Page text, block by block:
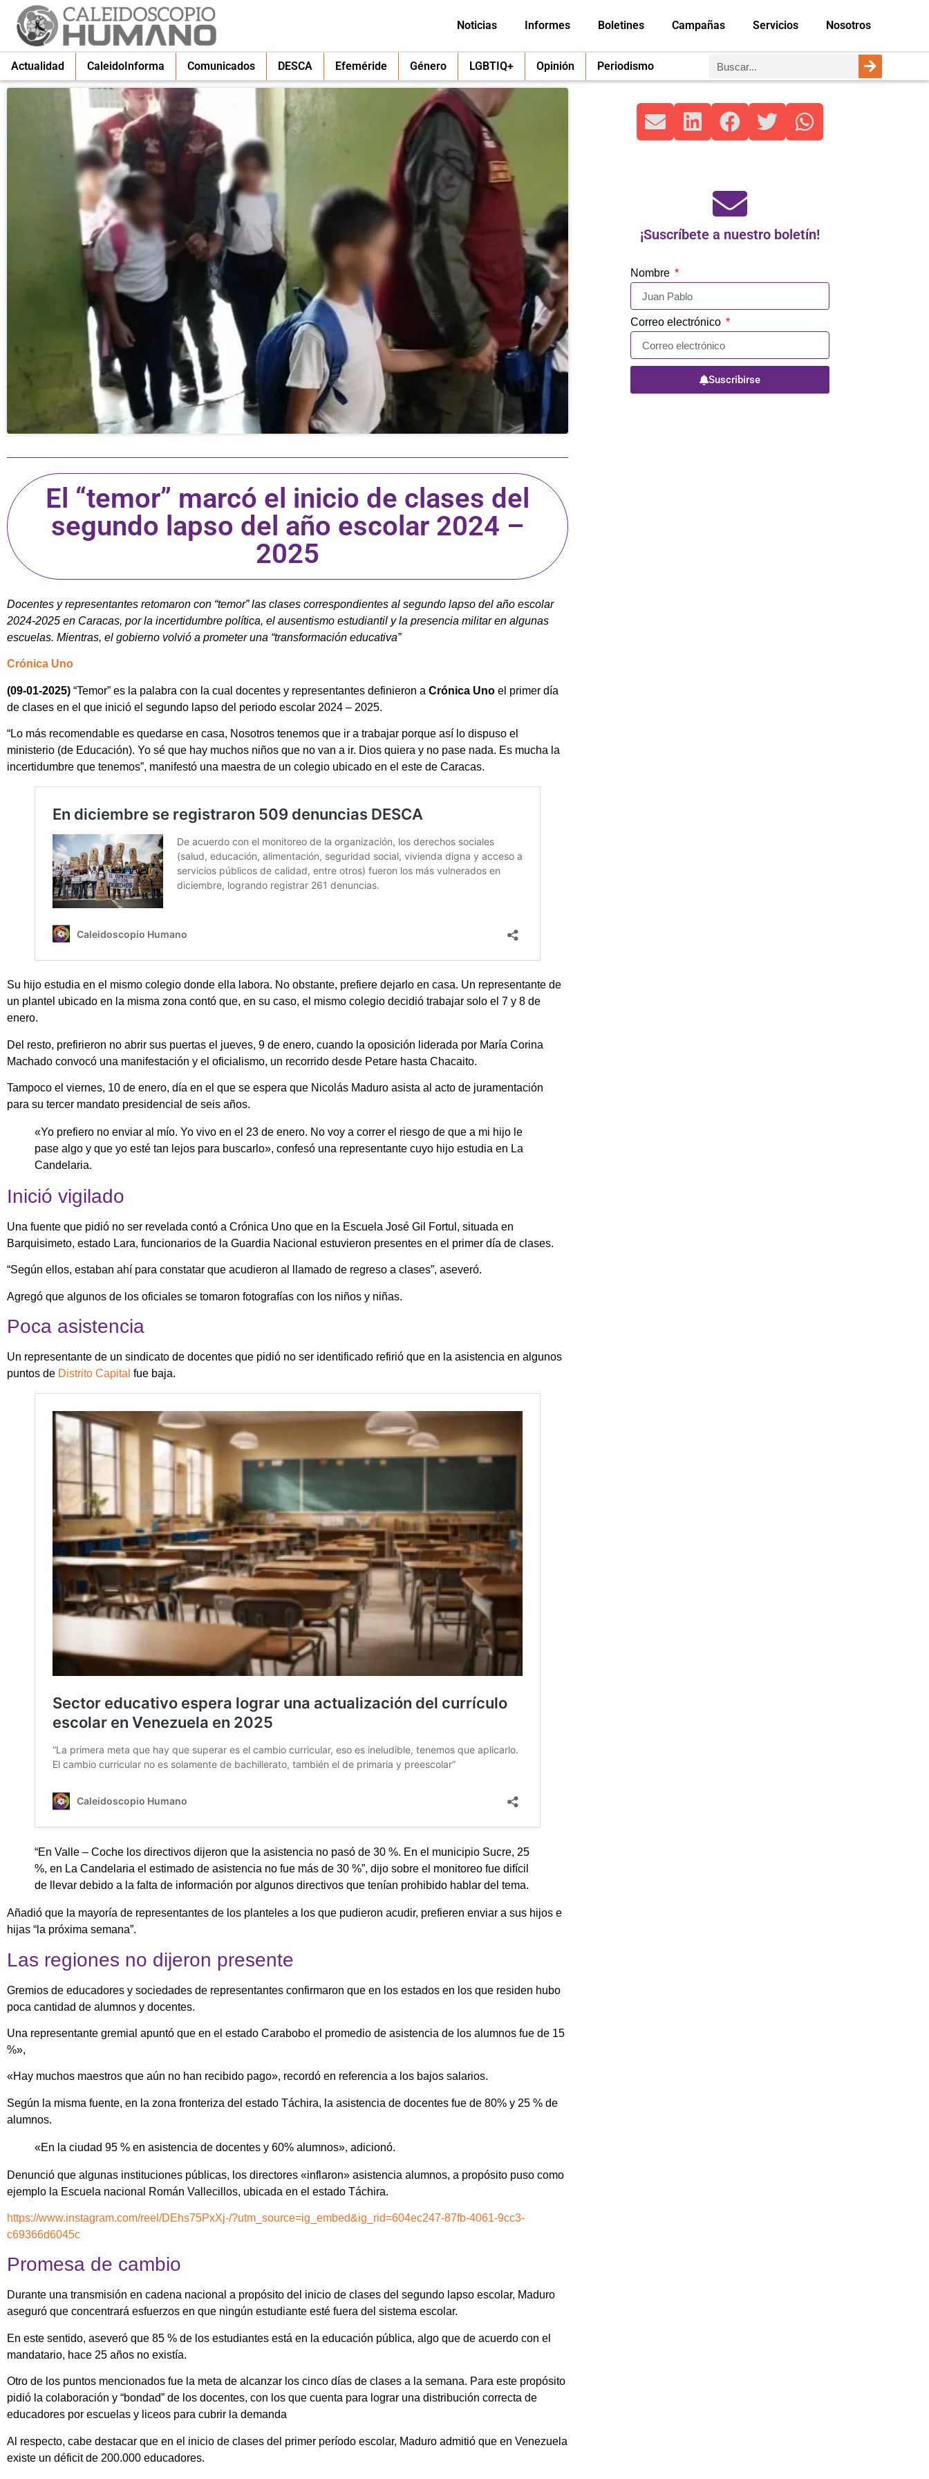
Noticias Informes Boletines Campañas Servicios Nosotros
Actualidad CaleidoInforma Comunicados DESCA Efeméride Género LGBTIQ+ Opinión Periodismo
El “temor” marcó el inicio de clases del
segundo lapso del año escolar 2024 –
2025
Docentes y representantes retomaron con “temor” las clases correspondientes al segundo lapso del año escolar
2024-2025 en Caracas, por la incertidumbre política, el ausentismo estudiantil y la presencia militar en algunas
escuelas. Mientras, el gobierno volvió a prometer una “transformación educativa”
Crónica Uno
(09-01-2025) “Temor” es la palabra con la cual docentes y representantes definieron a Crónica Uno el primer día
de clases en el que inició el segundo lapso del periodo escolar 2024 – 2025.
“Lo más recomendable es quedarse en casa, Nosotros tenemos que ir a trabajar porque así lo dispuso el
ministerio (de Educación). Yo sé que hay muchos niños que no van a ir. Dios quiera y no pase nada. Es mucha la
incertidumbre que tenemos”, manifestó una maestra de un colegio ubicado en el este de Caracas.
Su hijo estudia en el mismo colegio donde ella labora. No obstante, prefiere dejarlo en casa. Un representante de
un plantel ubicado en la misma zona contó que, en su caso, el mismo colegio decidió trabajar solo el 7 y 8 de
enero.
Del resto, prefirieron no abrir sus puertas el jueves, 9 de enero, cuando la oposición liderada por María Corina
Machado convocó una manifestación y el oficialismo, un recorrido desde Petare hasta Chacaito.
Tampoco el viernes, 10 de enero, día en el que se espera que Nicolás Maduro asista al acto de juramentación
para su tercer mandato presidencial de seis años.
«Yo prefiero no enviar al mío. Yo vivo en el 23 de enero. No voy a correr el riesgo de que a mi hijo le
pase algo y que yo esté tan lejos para buscarlo», confesó una representante cuyo hijo estudia en La
Candelaria.
Inició vigilado
Una fuente que pidió no ser revelada contó a Crónica Uno que en la Escuela José Gil Fortul, situada en
Barquisimeto, estado Lara, funcionarios de la Guardia Nacional estuvieron presentes en el primer día de clases.
“Según ellos, estaban ahí para constatar que acudieron al llamado de regreso a clases”, aseveró.
Agregó que algunos de los oficiales se tomaron fotografías con los niños y niñas.
Poca asistencia
Un representante de un sindicato de docentes que pidió no ser identificado refirió que en la asistencia en algunos
puntos de Distrito Capital fue baja.
“En Valle – Coche los directivos dijeron que la asistencia no pasó de 30 %. En el municipio Sucre, 25
%, en La Candelaria el estimado de asistencia no fue más de 30 %”, dijo sobre el monitoreo fue difícil
de llevar debido a la falta de información por algunos directivos que tenían prohibido hablar del tema.
Añadió que la mayoría de representantes de los planteles a los que pudieron acudir, prefieren enviar a sus hijos e
hijas “la próxima semana”.
Las regiones no dijeron presente
Gremios de educadores y sociedades de representantes confirmaron que en los estados en los que residen hubo
poca cantidad de alumnos y docentes.
Una representante gremial apuntó que en el estado Carabobo el promedio de asistencia de los alumnos fue de 15
%»,
«Hay muchos maestros que aún no han recibido pago», recordó en referencia a los bajos salarios.
Según la misma fuente, en la zona fronteriza del estado Táchira, la asistencia de docentes fue de 80% y 25 % de
alumnos.
«En la ciudad 95 % en asistencia de docentes y 60% alumnos», adicionó.
Denunció que algunas instituciones públicas, los directores «inflaron» asistencia alumnos, a propósito puso como
ejemplo la Escuela nacional Román Vallecillos, ubicada en el estado Táchira.
https://www.instagram.com/reel/DEhs75PxXj-/?utm_source=ig_embed&ig_rid=604ec247-87fb-4061-9cc3-
c69366d6045c
Promesa de cambio
Durante una transmisión en cadena nacional a propósito del inicio de clases del segundo lapso escolar, Maduro
aseguró que concentrará esfuerzos en que ningún estudiante esté fuera del sistema escolar.
En este sentido, aseveró que 85 % de los estudiantes está en la educación pública, algo que de acuerdo con el
mandatario, hace 25 años no existía.
Otro de los puntos mencionados fue la meta de alcanzar los cinco días de clases a la semana. Para este propósito
pidió la colaboración y “bondad” de los docentes, con los que cuenta para lograr una distribución correcta de
educadores por escuelas y liceos para cubrir la demanda
Al respecto, cabe destacar que en el inicio de clases del primer período escolar, Maduro admitió que en Venezuela
existe un déficit de 200.000 educadores.
¡Suscríbete a nuestro boletín!
Nombre
Correo electrónico
Suscribirse